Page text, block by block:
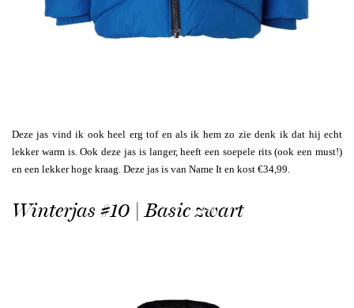
Deze jas vind ik ook heel erg tof en als ik hem zo zie denk ik dat hij echt
lekker warm is. Ook deze jas is langer, heeft een soepele rits (ook een must!)
en een lekker hoge kraag. Deze jas is van Name It en kost €34,99.
Winterjas #10 | Basic zwart